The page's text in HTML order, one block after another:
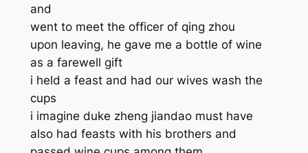
and
went to meet the officer of qing zhou
upon leaving, he gave me a bottle of wine
as a farewell gift
i held a feast and had our wives wash the
cups
i imagine duke zheng jiandao must have
also had feasts with his brothers and